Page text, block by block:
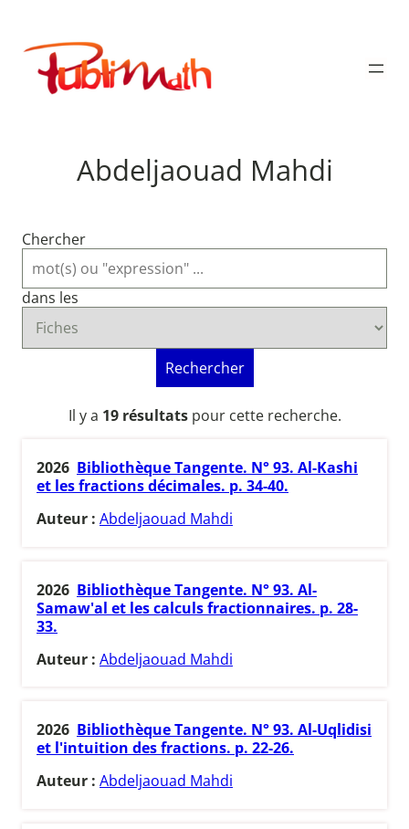
contenu
Publimath
Abdeljaouad Mahdi
Chercher
dans les
Rechercher
Il y a 19 résultatspour cette recherche.
2026 Bibliothèque Tangente. N° 93. Al-Kashi
et les fractions décimales. p. 34-40.
Auteur : Abdeljaouad Mahdi
2026 Bibliothèque Tangente. N° 93. Al-
Samaw'al et les calculs fractionnaires. p. 28-
33.
Auteur : Abdeljaouad Mahdi
2026 Bibliothèque Tangente. N° 93. Al-Uqlidisi
et l'intuition des fractions. p. 22-26.
Auteur : Abdeljaouad Mahdi